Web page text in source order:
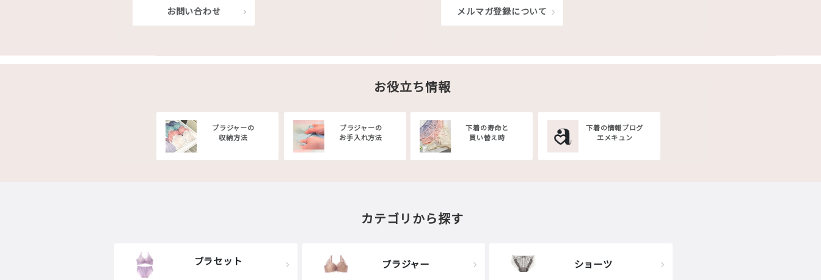
お問い合わせ メルマガ登録について
お役立ち情報
ブラジャーの
収納方法
ブラジャーの
お手入れ方法
下着の寿命と
買い替え時
下着の情報ブログ
エメキュン
カテゴリから探す
ブラセット ブラジャー ショーツ